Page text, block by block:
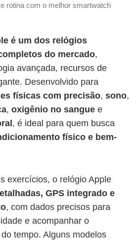
rotina com o melhor smartwatch
é um dos relógios
do mercado,
avançada, recursos de
Desenvolvido para
físicas com precisão, sono,
, oxigênio no sangue e
, é ideal para quem busca
físico e bem-
exercícios, o relógio Apple
GPS integrado e
, com dados precisos para
e acompanhar o
tempo. Alguns modelos